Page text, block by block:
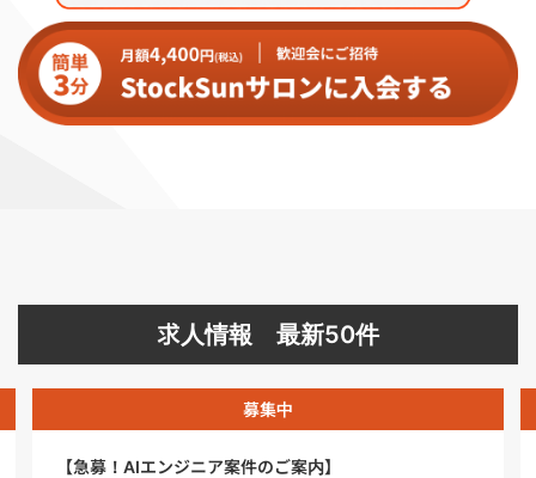
求人情報 最新50件
募集中
【急募！AIエンジニア案件のご案内】